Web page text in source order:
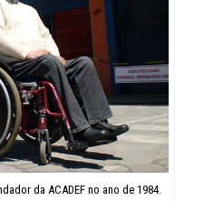
da ACADEF no ano de 1984.